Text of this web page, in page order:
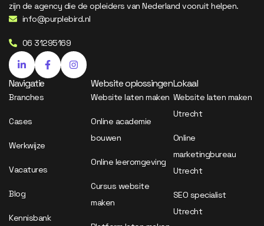
zijn de agency die de opleiders van Nederland vooruit helpen.
info@purplebird.nl
06 31295169
Navigatie
Branches
Cases
Werkwijze
Vacatures
Blog
Kennisbank
Website oplossingen
Website laten maken
Online academie
bouwen
Online leeromgeving
Cursus website
maken
Lokaal
Website laten maken
Utrecht
Online
marketingbureau
Utrecht
SEO specialist
Utrecht